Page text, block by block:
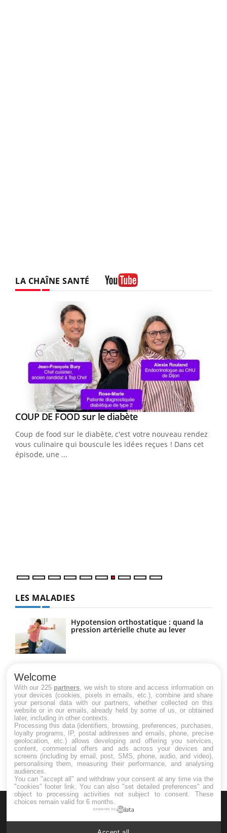
LA CHAÎNE SANTÉ
Youtube
COUP DE FOOD sur le diabèteYoutube
Coup de food sur le diabète, c'est votre nouveau rendez-
vous culinaire qui bouscule les idées reçues ! Dans cet
épisode, une ...
LES MALADIES
Hypotension orthostatique : quand la
pression artérielle chute au lever
Maladie de Charcot (Sclérose latérale
amyotrophique)
Welcome
With our 225 partners , we wish to store and access information on
your devices (cookies, pixels in emails, etc.), combine and share
your personal data with our partners, whether collected on this
website or in our emails, already held by some of us, or obtained
later, including in other contexts.
Processing this data (identifiers, browsing, preferences, purchases,
loyalty programs, IP, postal addresses and emails, phone, precise
geolocation, etc.) allows developing and offering you services,
content, commercial offers and ads across your devices and
screens (including by email, post, SMS, phone, audio, and video),
personalising them, measuring their performance, and analysing
audiences.
You can "accept all" and withdraw your consent at any time via the
"cookies" footer link . You can also "set detailed preferences" and
object to processing activities not subject to consent. These
choices remain valid for 6 months.
powered by